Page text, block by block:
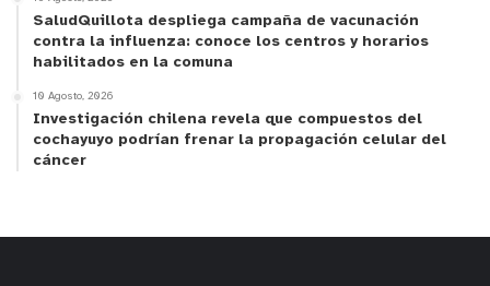
“El objetivo es generar información útil para la
toma de decisiones y desarrollar soluciones
biotecnológicas de bajo costo, aplicables en el
territorio”, explica Rojo. El proyecto incorpora
además ciencia ciudadana, invitando a las
comunidades a participar activamente en el
En este Día Mundial de los Humedales, el mensaje
SaludQuillota despliega campaña de vacunación
contra la influenza: conoce los centros y horarios
habilitados en la comuna
10 Agosto, 2026
Investigación chilena revela que compuestos del
cochayuyo podrían frenar la propagación celular del
cáncer